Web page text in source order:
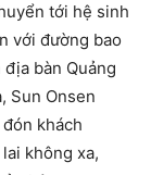
tới hệ sinh
với đường bao
bàn Quảng
Sun Onsen
khách
không xa,